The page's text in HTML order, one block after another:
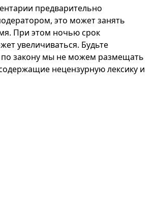
предварительно
это может занять
При этом ночью срок
увеличиваться. Будьте
закону мы не можем размещать
нецензурную лексику и